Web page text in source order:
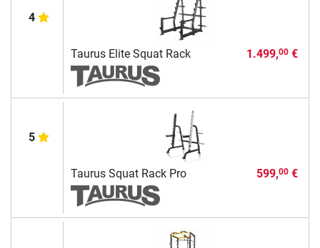
4
Taurus Elite Squat Rack 1.499,00€
5
Taurus Squat Rack Pro 599,00€